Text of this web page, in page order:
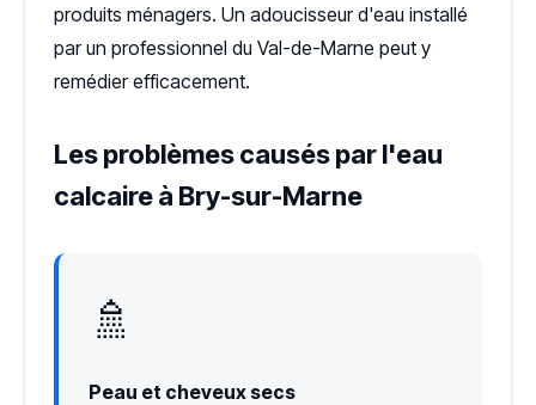
produits ménagers. Un adoucisseur d'eau installé
par un professionnel du Val-de-Marne peut y
remédier efficacement.
Les problèmes causés par l'eau
calcaire à Bry-sur-Marne
🚿
Peau et cheveux secs